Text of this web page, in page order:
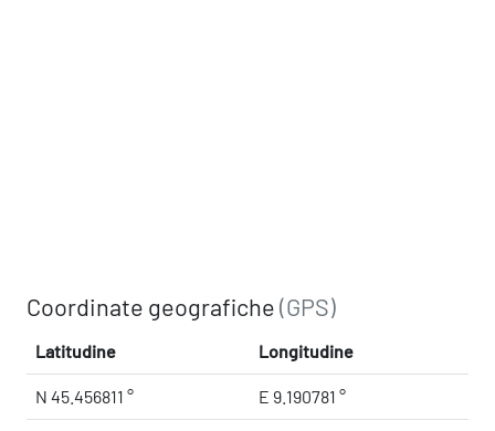
Coordinate geografiche(GPS)
Latitudine Longitudine
N 45.456811 ° E 9.190781 °